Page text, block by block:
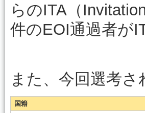
らのITA（
件のEOI通過者が
また、今回選考
国籍